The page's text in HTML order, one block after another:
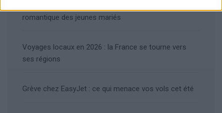
romantique des jeunes mariés
Voyages locaux en 2026 : la France se tourne vers
ses régions
Grève chez EasyJet : ce qui menace vos vols cet été